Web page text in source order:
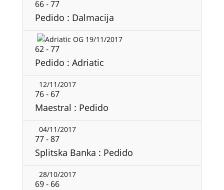
66-77
Pedido : Dalmacija
19/11/2017
62-77
Pedido : Adriatic
12/11/2017
76- 67
Maestral : Pedido
04/11/2017
77-87
Splitska Banka : Pedido
28/10/2017
69- 66